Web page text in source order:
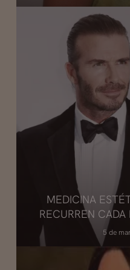
MEDICINA
RECURREN
5 de